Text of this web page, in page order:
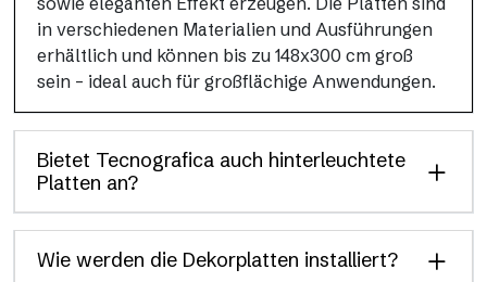
in verschiedenen Materialien und Ausführungen
erhältlich und können bis zu 148x300 cm groß
sein – ideal auch für großflächige Anwendungen.
Bietet Tecnografica auch hinterleuchtete
Platten an?
Wie werden die Dekorplatten installiert?